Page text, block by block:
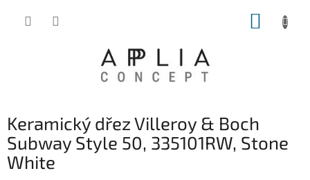
Keramický dřez Villeroy & Boch
Subway Style 50, 335101RW, Stone
White